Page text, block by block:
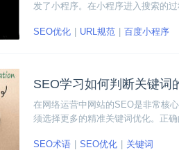
发了小程序。在小程序进入搜索的
SEO优化 URL规范 百度小程序
SEO学习如何判断关键词
在网络运营中网站的SEO是非常核
须选择更多的精准关键词优化。正
SEO术语
SEO优化 关键词